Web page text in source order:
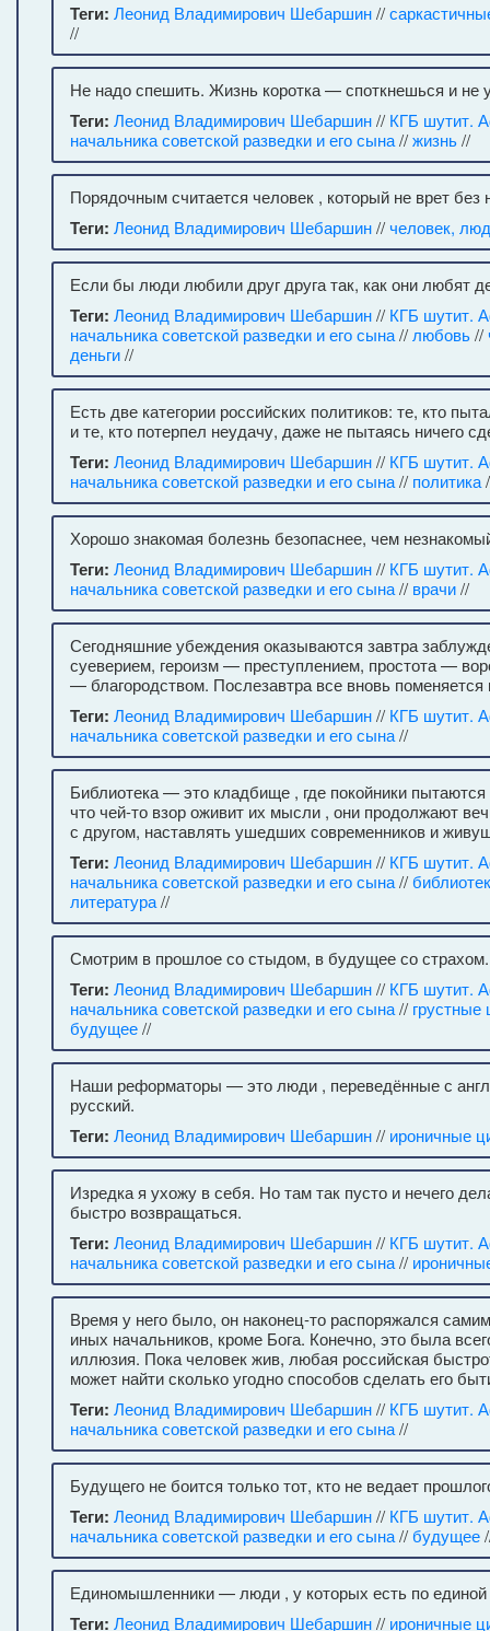
Теги: Леонид Владимирович Шебаршин//
//
Не надо спешить. Жизнь коротка — споткнешься и не
Теги: Леонид Владимирович Шебаршин// КГБ шутит.
начальника советской разведки и его сына//жизнь//
Порядочным считается человек , который не врет без
Теги: Леонид Владимирович Шебаршин//человек,
Если бы люди любили друг друга так, как они любят
Теги: Леонид Владимирович Шебаршин// КГБ шутит.
начальника советской разведки и его сына// любовь//
деньги//
Есть две категории российских политиков: те, кто
и те, кто потерпел неудачу, даже не пытаясь ничего
Теги: Леонид Владимирович Шебаршин// КГБ шутит.
начальника советской разведки и его сына// политика
Хорошо знакомая болезнь безопаснее, чем
Теги: Леонид Владимирович Шебаршин// КГБ шутит.
начальника советской разведки и его сына// врачи//
Сегодняшние убеждения оказываются завтра
суеверием, героизм — преступлением, простота —
— благородством. Послезавтра все вновь поменяется
Теги: Леонид Владимирович Шебаршин// КГБ шутит.
начальника советской разведки и его сына//
Библиотека — это кладбище , где покойники пытаются
что чей-то взор оживит их мысли , они продолжают
с другом, наставлять ушедших современников и
Теги: Леонид Владимирович Шебаршин// КГБ шутит.
начальника советской разведки и его сына//
литература//
Смотрим в прошлое со стыдом, в будущее со страхом.
Теги: Леонид Владимирович Шебаршин// КГБ шутит.
начальника советской разведки и его сына// грустные
будущее//
Наши реформаторы — это люди , переведённые с
русский.
Теги: Леонид Владимирович Шебаршин// ироничные
Изредка я ухожу в себя. Но там так пусто и нечего
быстро возвращаться.
Теги: Леонид Владимирович Шебаршин// КГБ шутит.
начальника советской разведки и его сына//
Время у него было, он наконец-то распоряжался
иных начальников, кроме Бога. Конечно, это была
иллюзия. Пока человек жив, любая российская
может найти сколько угодно способов сделать его
Теги: Леонид Владимирович Шебаршин// КГБ шутит.
начальника советской разведки и его сына//
Будущего не боится только тот, кто не ведает
Теги: Леонид Владимирович Шебаршин// КГБ шутит.
начальника советской разведки и его сына//будущее
Единомышленники — люди , у которых есть по
Теги: Леонид Владимирович Шебаршин// ироничные